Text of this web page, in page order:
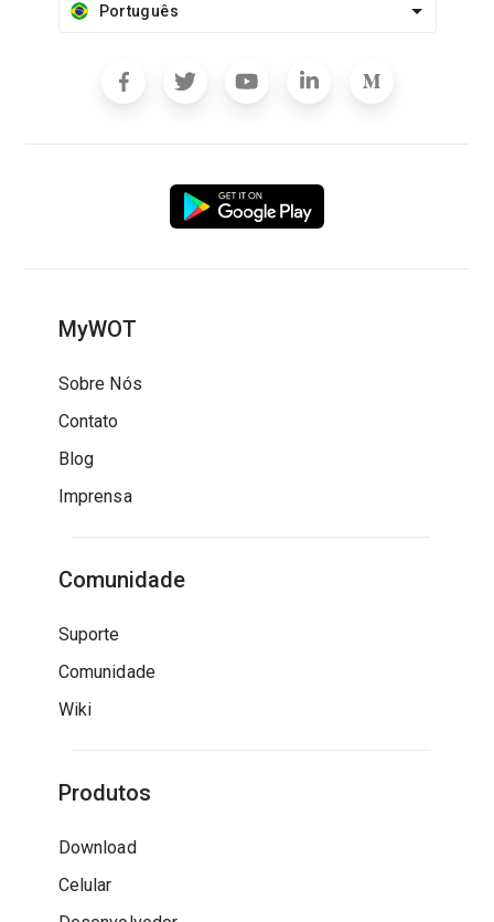
Português
MyWOT
Sobre Nós
Contato
Blog
Imprensa
Comunidade
Suporte
Comunidade
Wiki
Produtos
Download
Celular